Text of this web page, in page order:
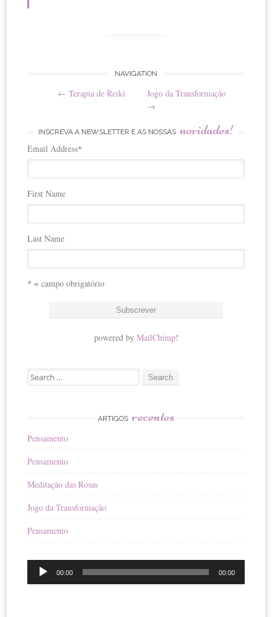
navigation
NAVIGATION
← Terapia de Reiki
Jogo da Transformação
→
INSCREVA A NEWSLETTER E AS NOSSAS novidades!
Email Address*
First Name
Last Name
* = campo obrigatório
powered by MailChimp!
Search
for:
ARTIGOS recentes
Pensamento
Pensamento
Meditação das Rosas
Jogo da Transformação
Pensamento
Reprodutor
00:00 00:00